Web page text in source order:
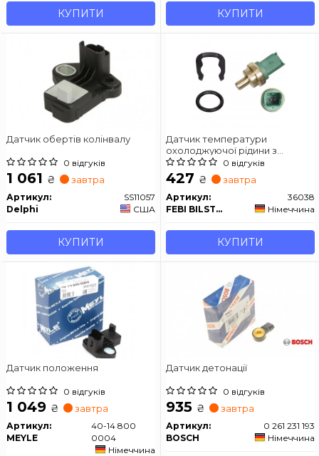
КУПИТИ КУПИТИ
Датчик обертів колінвалу
0 відгуків
1 061 ₴ завтра
Артикул:
SS11057
Delphi
США
КУПИТИ
Датчик температури
охолоджуючої рідини з
ущільнюючим кільцем
0 відгуків
427 ₴ завтра
Артикул:
36038
FEBI BILSTEIN
Німеччина
КУПИТИ
Датчик положення
0 відгуків
1 049 ₴ завтра
Артикул:
40-14 800
0004
MEYLE
Німеччина
Датчик детонації
0 відгуків
935 ₴ завтра
Артикул:
0 261 231 193
BOSCH
Німеччина